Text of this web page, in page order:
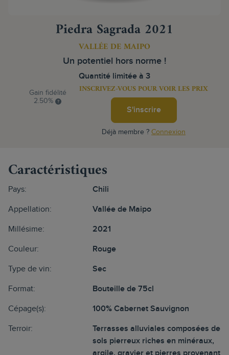
Piedra Sagrada 2021
VALLÉE DE MAIPO
Un potentiel hors norme !
Quantité limitée à 3
Gain fidélité
2.50%
INSCRIVEZ-VOUS POUR VOIR LES PRIX
S'inscrire
Déjà membre ? Connexion
Caractéristiques
Pays: Chili
Appellation: Vallée de Maipo
Millésime: 2021
Couleur: Rouge
Type de vin: Sec
Format: Bouteille de 75cl
Cépage(s): 100% Cabernet Sauvignon
Terroir:
Terrasses alluviales composées de
sols pierreux riches en minéraux,